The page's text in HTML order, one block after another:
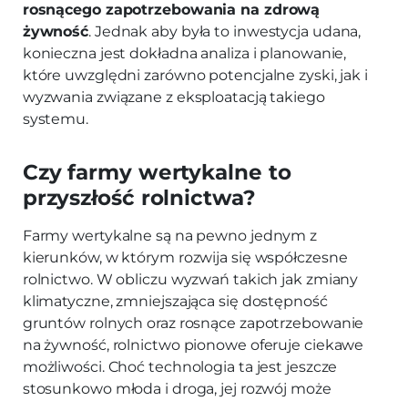
rosnącego zapotrzebowania na zdrową
żywność. Jednak aby była to inwestycja udana,
konieczna jest dokładna analiza i planowanie,
które uwzględni zarówno potencjalne zyski, jak i
wyzwania związane z eksploatacją takiego
systemu.
Czy farmy wertykalne to
przyszłość rolnictwa?
Farmy wertykalne są na pewno jednym z
kierunków, w którym rozwija się współczesne
rolnictwo. W obliczu wyzwań takich jak zmiany
klimatyczne, zmniejszająca się dostępność
gruntów rolnych oraz rosnące zapotrzebowanie
na żywność, rolnictwo pionowe oferuje ciekawe
możliwości. Choć technologia ta jest jeszcze
stosunkowo młoda i droga, jej rozwój może